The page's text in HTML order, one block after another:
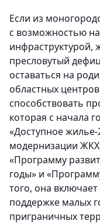
Если из
с возможностью
инфраструктурой,
пресловутый
оставаться на
областных
способствовать
которая с начала
«Доступное
модернизации ЖКХ
«Программу
годы» и
того, она
поддержке малых
приграничных